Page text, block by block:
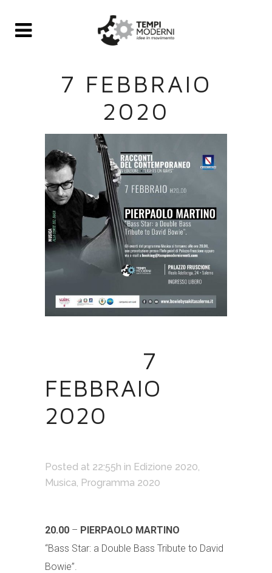
7 FEBBRAIO
2020
7
FEBBRAIO
2020
Posted at 22:55h in Edizione 2020,
Musica, Programma 2020
20.00 – PIERPAOLO MARTINO
“Bass Star: a Double Bass Tribute to David
Bowie”.